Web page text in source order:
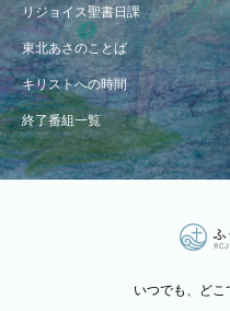
リジョイス聖書日課
東北あさのことば
キリストへの時間
終了番組一覧
いつでも、ど